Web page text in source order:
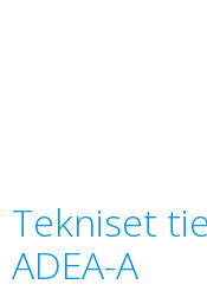
Tekniset
ADEA-A